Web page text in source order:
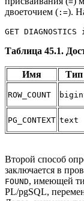
двоеточием ( :=).
GET
Таблица 45.1.
Имя Тип
ROW_COUNT
PG_CONTEXT text
Второй способ
заключается в
FOUND, имеющей
PL/pgSQL,